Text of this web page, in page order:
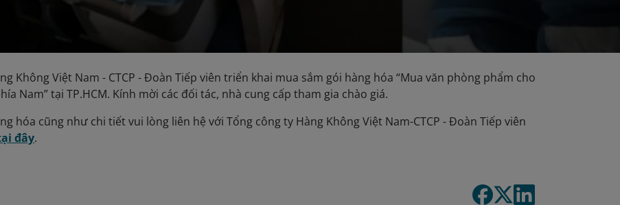
Không Việt Nam - CTCP - Đoàn Tiếp viên triển khai mua sắm gói hàng hóa “Mua văn phòng phẩm cho
Nam” tại TP.HCM. Kính mời các đối tác, nhà cung cấp tham gia chào giá.
hóa cũng như chi tiết vui lòng liên hệ với Tổng công ty Hàng Không Việt Nam-CTCP - Đoàn Tiếp viên
đây.